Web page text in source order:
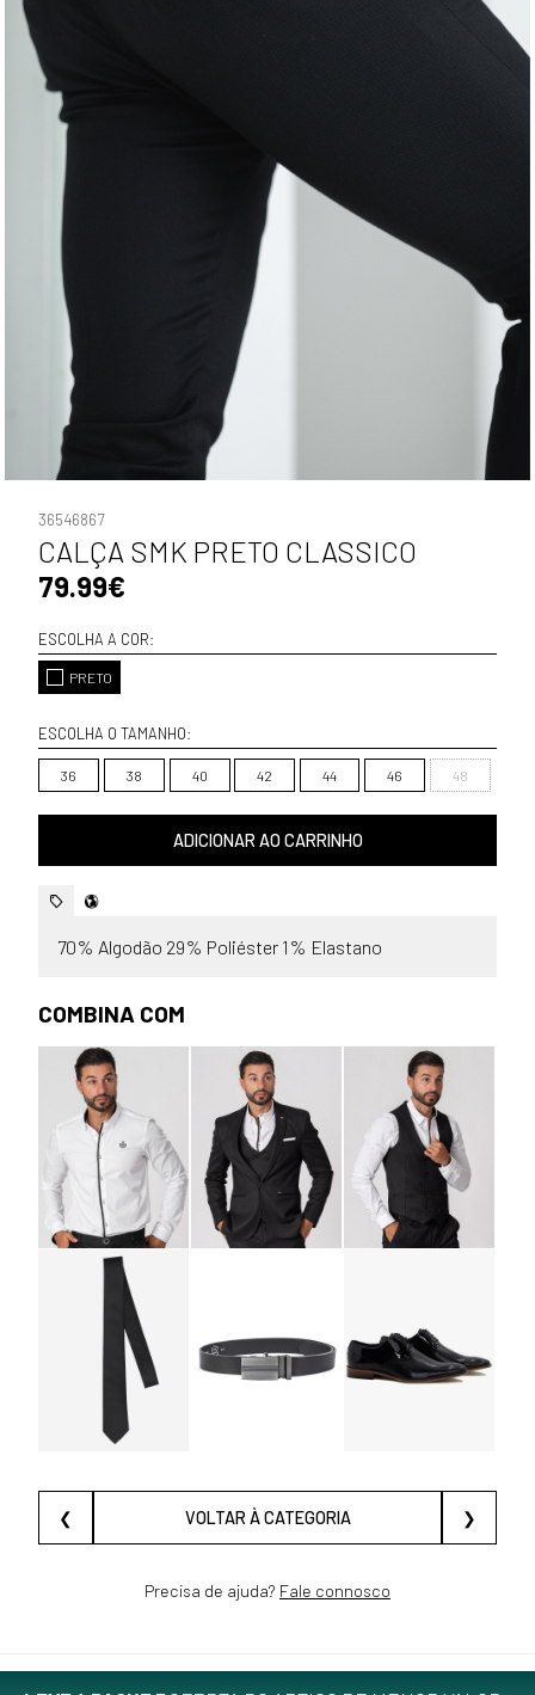
36546867
CALÇA SMK PRETO CLASSICO
79.99€
ESCOLHA A COR:
PRETO
ESCOLHA O TAMANHO:
36 38 40 42 44 46 48
ADICIONAR AO CARRINHO
70% Algodão 29% Poliéster 1% Elastano
COMBINA COM
❮ VOLTAR À CATEGORIA ❯
Precisa de ajuda? Fale connosco